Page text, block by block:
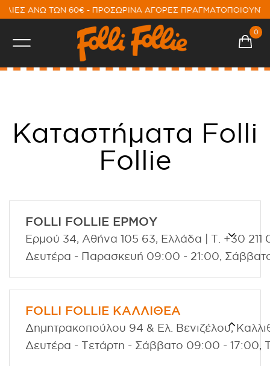
ΑΝΩ ΤΩΝ 60€ - ΠΡΟΣΩΡΙΝΑ ΑΓΟΡΕΣ
0
Καταστήματα Folli
Follie
FOLLI FOLLIE ΕΡΜΟΥ
Ερμού 34, Αθήνα 105 63, Ελλάδα | Τ. +30 211
Δευτέρα - Παρασκευή 09:00 - 21:00,
FOLLI FOLLIE ΚΑΛΛΙΘΕΑ
Δημητρακοπούλου 94 & Ελ. Βενιζέλου,
Δευτέρα - Τετάρτη - Σάββατο 09:00 - 17:00,